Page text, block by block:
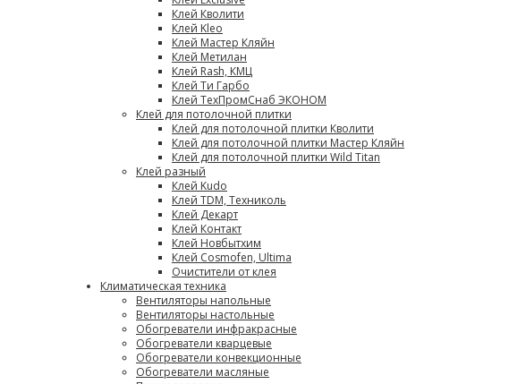
Клей Кволити
Клей Kleo
Клей Мастер Кляйн
Клей Метилан
Клей Rash, КМЦ
Клей Ти Гарбо
Клей ТехПромСнаб ЭКОНОМ
Клей для потолочной плитки
Клей для потолочной плитки Кволити
Клей для потолочной плитки Мастер Кляйн
Клей для потолочной плитки Wild Titan
Клей разный
Клей Kudo
Клей TDM, Техниколь
Клей Декарт
Клей Контакт
Клей Новбытхим
Клей Cosmofen, Ultima
Очистители от клея
Климатическая техника
Вентиляторы напольные
Вентиляторы настольные
Обогреватели инфракрасные
Обогреватели кварцевые
Обогреватели конвекционные
Обогреватели масляные